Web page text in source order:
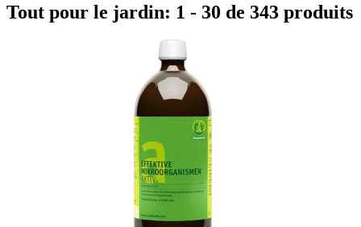
Tout pour le jardin: 1 - 30 de 343 produits